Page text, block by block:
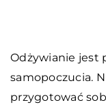
Odżywianie jest
samopoczucia.
przygotować